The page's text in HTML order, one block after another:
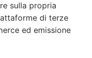
sulla propria
di terze
ed emissione